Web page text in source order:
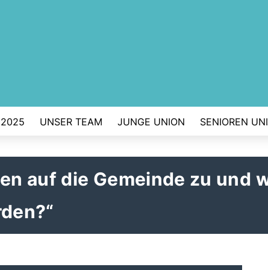
UNSER TEAM JUNGE UNION SENIOREN
auf die Gemeinde zu und